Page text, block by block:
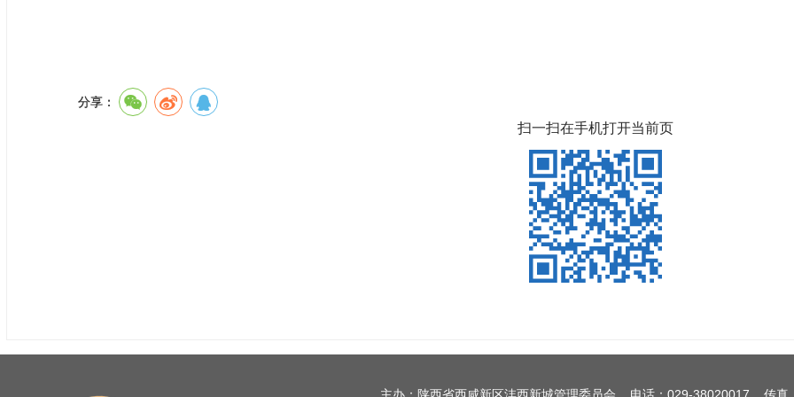
分享：
扫一扫在手机打开当前页